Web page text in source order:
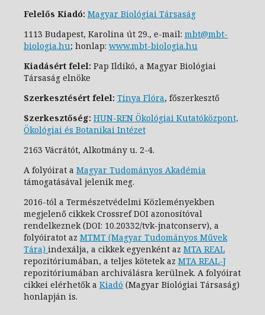
Felelős Kiadó: Magyar Biológiai Társaság
1113 Budapest, Karolina út 29., e-mail: mbt@mbt-
biologia.hu; honlap: www.mbt-biologia.hu
Kiadásért felel: Pap Ildikó, a Magyar Biológiai
Társaság elnöke
Szerkesztésért felel: Tinya Flóra, főszerkesztő
Szerkesztőség: HUN-REN Ökológiai Kutatóközpont,
Ökológiai és Botanikai Intézet
2163 Vácrátót, Alkotmány u. 2-4.
A folyóirat a Magyar Tudományos Akadémia
támogatásával jelenik meg.
2016-tól a Természetvédelmi Közleményekben
megjelenő cikkek Crossref DOI azonosítóval
rendelkeznek (DOI: 10.20332/tvk-jnatconserv), a
folyóiratot az MTMT (Magyar Tudományos Művek
Tára) indexálja, a cikkek egyenként az MTA REAL
repozitóriumában, a teljes kötetek az MTA REAL-J
repozitóriumában archiválásra kerülnek. A folyóirat
cikkei elérhetők a Kiadó (Magyar Biológiai Társaság)
honlapján is.